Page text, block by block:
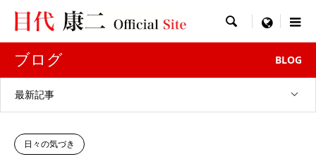
 menu
ブログ BLOG
最新記事
日々の気づき